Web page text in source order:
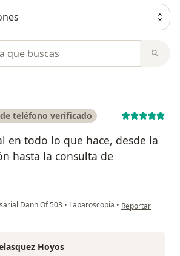
teléfono verificado
en todo lo que hace, desde la
hasta la consulta de
Dann Of 503 • Laparoscopia • en opinión del
Reportar
Hoyos